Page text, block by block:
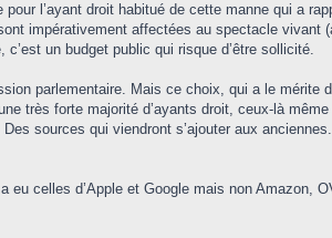
l’ayant droit habitué de cette manne qui a
impérativement affectées au spectacle vivant
un budget public qui risque d’être sollicité.
parlementaire. Mais ce choix, qui a le mérite
très forte majorité d’ayants droit, ceux-là
sources qui viendront s’ajouter aux
celles d’Apple et Google mais non Amazon,